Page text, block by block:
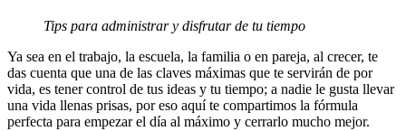
Tips para administrar y disfrutar de tu tiempo
Ya sea en el trabajo, la escuela, la familia o en pareja, al crecer, te
das cuenta que una de las claves máximas que te servirán de por
vida, es tener control de tus ideas y tu tiempo; a nadie le gusta llevar
una vida llenas prisas, por eso aquí te compartimos la fórmula
perfecta para empezar el día al máximo y cerrarlo mucho mejor.